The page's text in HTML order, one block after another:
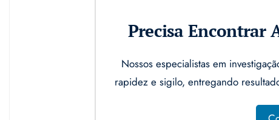
Precisa Encontrar
Nossos especialistas em
rapidez e sigilo, entregando